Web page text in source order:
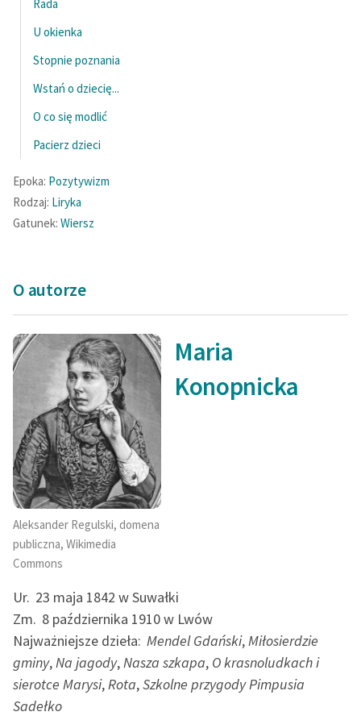
Rada
U okienka
Stopnie poznania
Wstań o dziecię...
O co się modlić
Pacierz dzieci
Epoka: Pozytywizm
Rodzaj: Liryka
Gatunek: Wiersz
O autorze
Aleksander Regulski, domena
publiczna, Wikimedia
Commons
Maria
Konopnicka
Ur. 23 maja 1842 w Suwałki
Zm. 8 października 1910 w Lwów
Najważniejsze dzieła: Mendel Gdański,Miłosierdzie
gminy,Na jagody,Nasza szkapa, O krasnoludkach i
sierotce Marysi,Rota,Szkolne przygody Pimpusia
Sadełko